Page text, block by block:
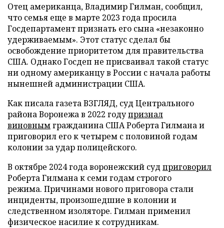
Отец американца, Владимир Гилман, сообщил,
что семья еще в марте 2023 года просила
Госдепартамент признать его сына «незаконно
удерживаемым». Этот статус сделал бы
освобождение приоритетом для правительства
США. Однако Госдеп не присваивал такой статус
ни одному американцу в России с начала работы
нынешней администрации США.
Как писала газета ВЗГЛЯД, суд Центрального
района Воронежа в 2022 годупризнал
виновнымгражданина США Роберта Гилмана и
приговорил его к четырем с половиной годам
колонии за удар полицейского.
В октябре 2024 года воронежский суд приговорил
Роберта Гилмана к семи годам строгого
режима. Причинами нового приговора стали
инциденты, произошедшие в колонии и
следственном изоляторе. Гилман применил
физическое насилие к сотрудникам.